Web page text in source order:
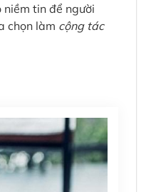
tin để người
chọn làm cộng tác